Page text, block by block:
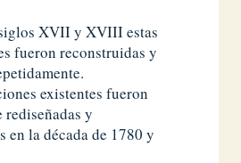
XVII y XVIII estas
fueron reconstruidas y
existentes fueron
y
en la década de 1780 y